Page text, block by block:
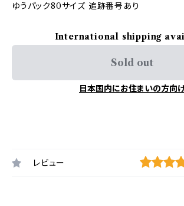
ゆうパック80サイズ 追跡番号あり
International shipping
Sold out
日本国内にお住まいの方向
レビュー